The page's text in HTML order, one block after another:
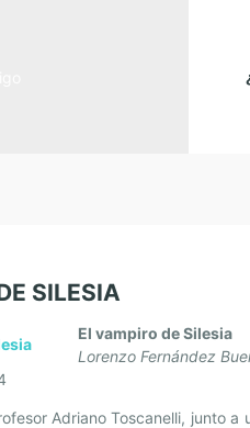
SILESIA
El vampiro de Silesia
Lorenzo Fernández
Adriano Toscanelli, junto